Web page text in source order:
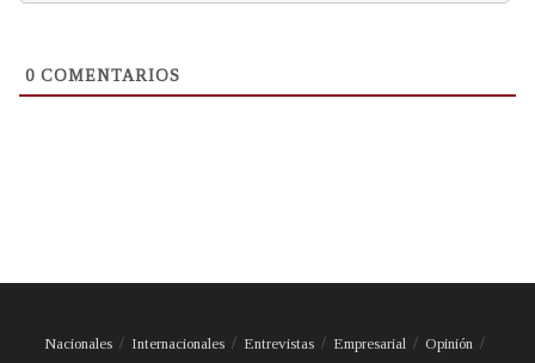
0 COMENTARIOS
Nacionales Internacionales Entrevistas Empresarial
Opinión